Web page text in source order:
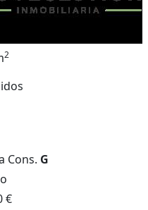
2
Cons. G
€